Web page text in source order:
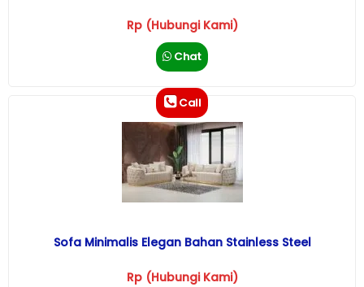
Rp (Hubungi Kami)
Chat
Call
Sofa Minimalis Elegan Bahan Stainless Steel
Rp (Hubungi Kami)